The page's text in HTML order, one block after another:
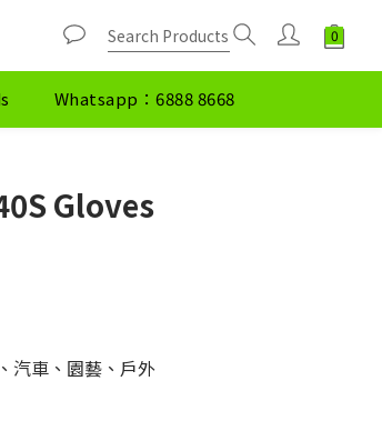
Whatsapp：6888 8668
Gloves
汽車、園藝、戶外